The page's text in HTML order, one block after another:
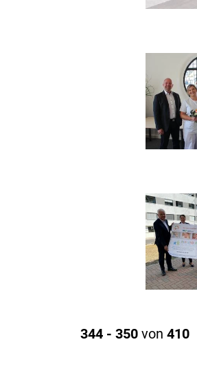
344 - 350 von 410